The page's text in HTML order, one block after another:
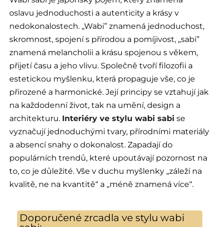
oslavu jednoduchosti a autenticity a krásy v
nedokonalostech. „Wabi” znamená jednoduchost,
skromnost, spojení s přírodou a pomíjivost, „sabi”
znamená melancholii a krásu spojenou s věkem,
přijetí času a jeho vlivu. Společně tvoří filozofii a
estetickou myšlenku, která propaguje vše, co je
přirozené a harmonické. Její principy se vztahují jak
na každodenní život, tak na umění, design a
architekturu. Interiéry ve stylu wabi sabi se
vyznačují jednoduchými tvary, přírodními materiály
a absencí snahy o dokonalost. Zapadají do
populárních trendů, které upoutávají pozornost na
to, co je důležité. Vše v duchu myšlenky „záleží na
kvalitě, ne na kvantitě“ a „méně znamená více“.
Doporučené zrcadla ve stylu wabi